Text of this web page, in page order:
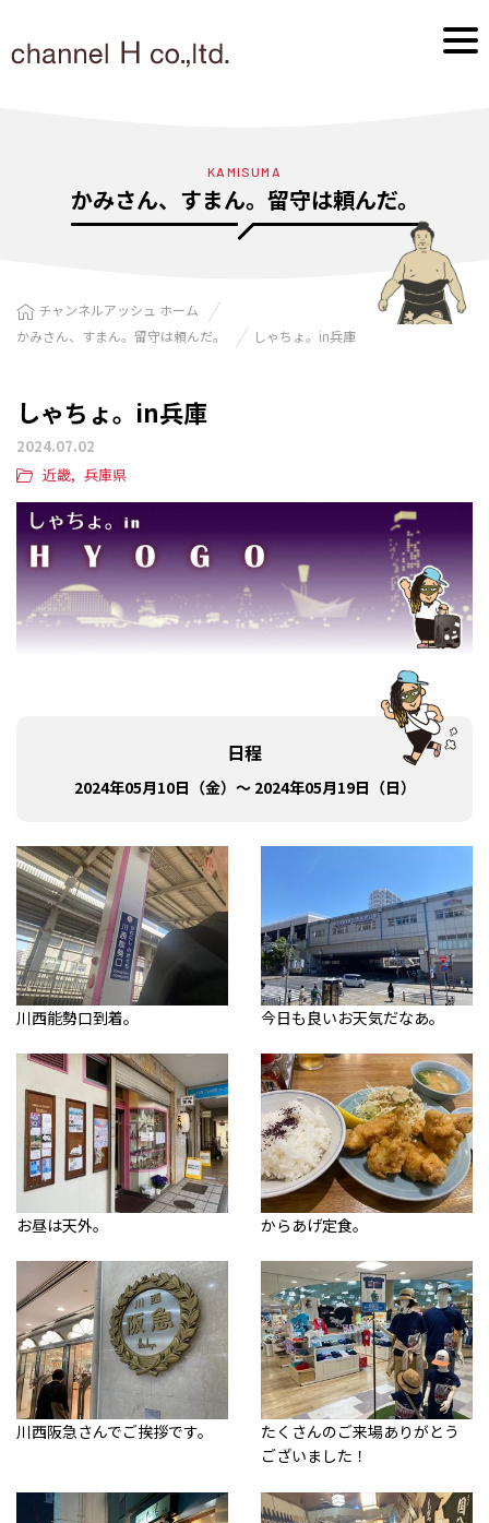
KAMISUMA
かみさん、すまん。留守は頼んだ。
チャンネルアッシュ ホーム
かみさん、すまん。留守は頼んだ。
しゃちょ。in兵庫
しゃちょ。in兵庫
2024.07.02
近畿
兵庫県
日程
2024年05月10日（金）～ 2024年05月19日（日）
川西能勢口到着。 今日も良いお天気だなあ。
お昼は天外。 からあげ定食。
川西阪急さんでご挨拶です。
たくさんのご来場ありがとう
ございました！